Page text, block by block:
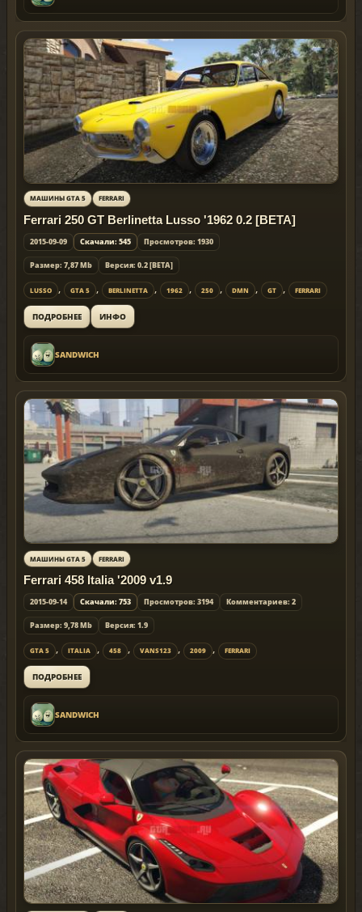
МАШИНЫ GTA 5 FERRARI
Ferrari 250 GT Berlinetta Lusso '1962 0.2 [BETA]
2015-09-09 Скачали: 545 Просмотров: 1930
Размер: 7,87 Mb Версия: 0.2 [BETA]
LUSSO , GTA 5 , BERLINETTA , 1962 , 250 , DMN , GT , FERRARI
ПОДРОБНЕЕ ИНФО
SANDWICH
МАШИНЫ GTA 5 FERRARI
Ferrari 458 Italia '2009 v1.9
2015-09-14 Скачали: 753 Просмотров: 3194 Комментариев: 2
Размер: 9,78 Mb Версия: 1.9
GTA 5 , ITALIA , 458 , VANS123 , 2009 , FERRARI
ПОДРОБНЕЕ
SANDWICH